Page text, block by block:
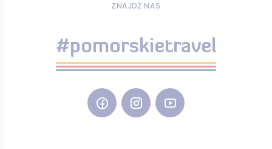
ZNAJDŹ NAS
#pomorskietravel